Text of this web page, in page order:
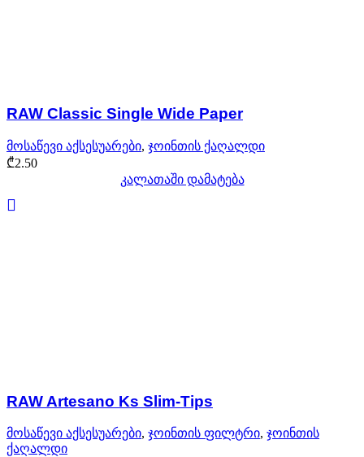
RAW Classic Single Wide Paper
მოსაწევი აქსესუარები, ჯოინთის ქაღალდი
₾2.50
კალათაში დამატება
RAW Artesano Ks Slim-Tips
მოსაწევი აქსესუარები, ჯოინთის ფილტრი, ჯოინთის
ქაღალდი